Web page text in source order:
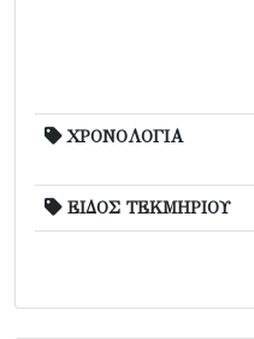
ΧΡΟΝΟΛΟΓΙΑ
ΕΙΔΟΣ ΤΕΚΜΗΡΙΟΥ